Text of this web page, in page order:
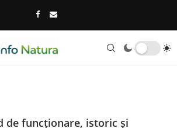
de funcționare, istoric și